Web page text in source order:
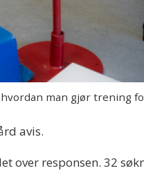
man gjør trening
avis.
over responsen. 32